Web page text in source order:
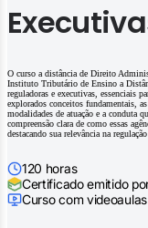
O curso a distância de Direito
Instituto Tributário de Ensino a
reguladoras e executivas, essenciais
explorados conceitos fundamentais,
modalidades de atuação e a conduta
compreensão clara de como essas
destacando sua relevância na
120 horas
Certificado emitido
Curso com videoaulas